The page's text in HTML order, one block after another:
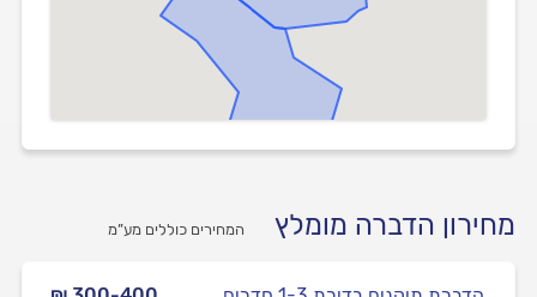
מחירון הדברה מומלץ המחירים כוללים מע”מ